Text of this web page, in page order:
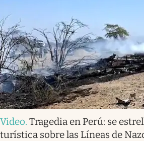
Video. Tragedia en Perú: se
turística sobre las Líneas de